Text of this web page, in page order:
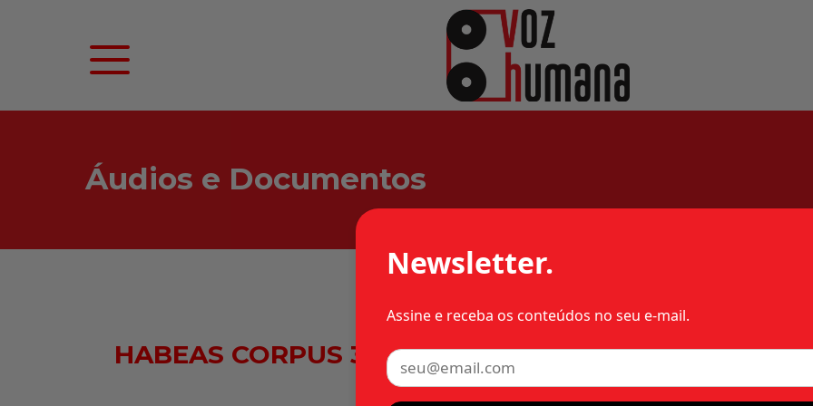
Áudios e Documentos
HABEAS CORPUS 31.764 – MILITAR
Newsletter.
Assine e receba os conteúdos no seu e-mail.